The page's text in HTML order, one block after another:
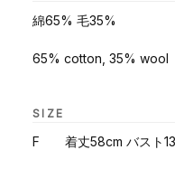
綿65% 毛35%
65% cotton, 35% wool
SIZE
F 着丈58cm バスト